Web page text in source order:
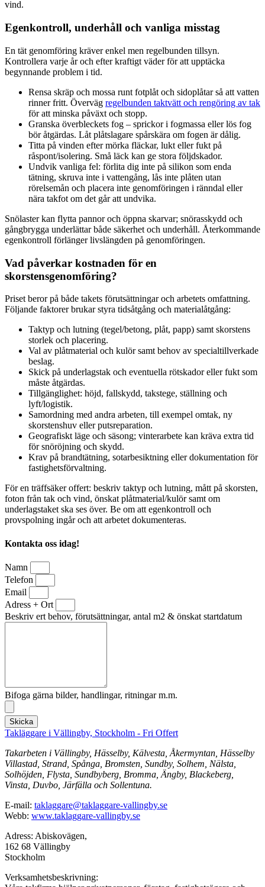
vind.
Egenkontroll, underhåll och vanliga misstag
En tät genomföring kräver enkel men regelbunden tillsyn.
Kontrollera varje år och efter kraftigt väder för att upptäcka
begynnande problem i tid.
Rensa skräp och mossa runt fotplåt och sidoplåtar så att vatten
rinner fritt. Överväg regelbunden taktvätt och rengöring av tak
för att minska påväxt och stopp.
Granska överbleckets fog – sprickor i fogmassa eller lös fog
bör åtgärdas. Låt plåtslagare spårskära om fogen är dålig.
Titta på vinden efter mörka fläckar, lukt eller fukt på
råspont/isolering. Små läck kan ge stora följdskador.
Undvik vanliga fel: förlita dig inte på silikon som enda
tätning, skruva inte i vattengång, lås inte plåten utan
rörelsemån och placera inte genomföringen i ränndal eller
nära takfot om det går att undvika.
Snölaster kan flytta pannor och öppna skarvar; snörasskydd och
gångbrygga underlättar både säkerhet och underhåll. Återkommande
egenkontroll förlänger livslängden på genomföringen.
Vad påverkar kostnaden för en
skorstensgenomföring?
Priset beror på både takets förutsättningar och arbetets omfattning.
Följande faktorer brukar styra tidsåtgång och materialåtgång:
Taktyp och lutning (tegel/betong, plåt, papp) samt skorstens
storlek och placering.
Val av plåtmaterial och kulör samt behov av specialtillverkade
beslag.
Skick på underlagstak och eventuella rötskador eller fukt som
måste åtgärdas.
Tillgänglighet: höjd, fallskydd, takstege, ställning och
lyft/logistik.
Samordning med andra arbeten, till exempel omtak, ny
skorstenshuv eller putsreparation.
Geografiskt läge och säsong; vinterarbete kan kräva extra tid
för snöröjning och skydd.
Krav på brandtätning, sotarbesiktning eller dokumentation för
fastighetsförvaltning.
För en träffsäker offert: beskriv taktyp och lutning, mått på skorsten,
foton från tak och vind, önskat plåtmaterial/kulör samt om
underlagstaket ska ses över. Be om att egenkontroll och
provspolning ingår och att arbetet dokumenteras.
Kontakta oss idag!
Namn
Telefon
Email
Adress + Ort
Beskriv ert behov, förutsättningar, antal m2 & önskat startdatum
Bifoga gärna bilder, handlingar, ritningar m.m.
Skicka
Takläggare i Vällingby, Stockholm - Fri Offert
Takarbeten i Vällingby, Hässelby, Kälvesta, Åkermyntan, Hässelby
Villastad, Strand, Spånga, Bromsten, Sundby, Solhem, Nälsta,
Solhöjden, Flysta, Sundbyberg, Bromma, Ängby, Blackeberg,
Vinsta, Duvbo, Järfälla och Sollentuna.
E-mail: taklaggare@taklaggare-vallingby.se
Webb: www.taklaggare-vallingby.se
Adress: Abiskovägen,
162 68 Vällingby
Stockholm
Verksamhetsbeskrivning: